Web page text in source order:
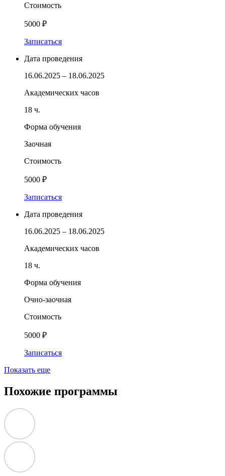
Стоимость
5000 ₽
Записаться
Дата проведения
16.06.2025 – 18.06.2025
Академических часов
18 ч.
Форма обучения
Заочная
Стоимость
5000 ₽
Записаться
Дата проведения
16.06.2025 – 18.06.2025
Академических часов
18 ч.
Форма обучения
Очно-заочная
Стоимость
5000 ₽
Записаться
Показать еще
Похожие программы